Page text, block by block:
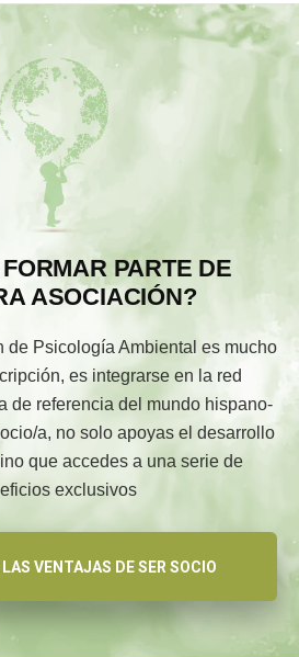
PARTE DE
ASOCIACIÓN?
de Psicología Ambiental es mucho
es integrarse en la red
de referencia del mundo hispano-
a, no solo apoyas el desarrollo
que accedes a una serie de
exclusivos
LAS VENTAJAS DE SER SOCIO